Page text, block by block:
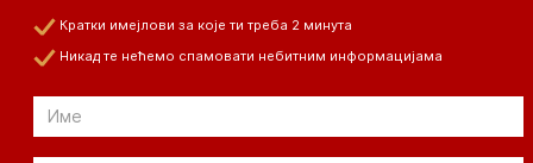
Кратки имејлови за које ти треба 2 минута
Никад те нећемо спамовати небитним информацијама
Email